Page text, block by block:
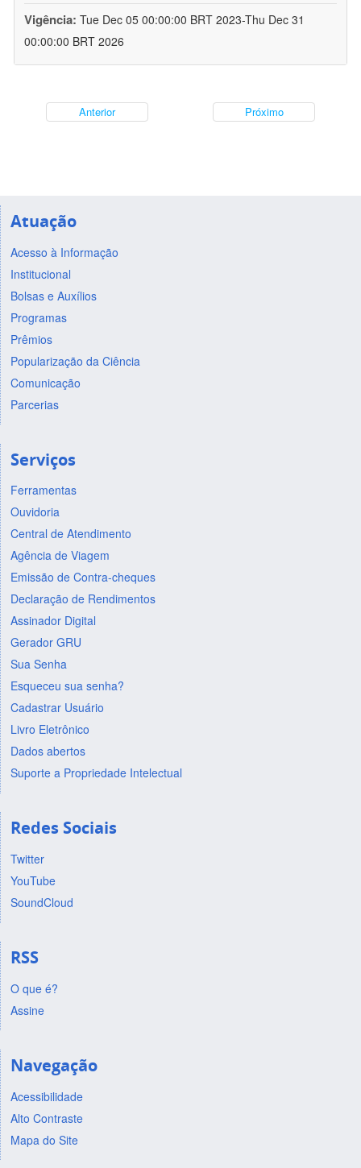
Vigência: Tue Dec 05 00:00:00 BRT 2023-Thu Dec 31
00:00:00 BRT 2026
Anterior Próximo
Atuação
Acesso à Informação
Institucional
Bolsas e Auxílios
Programas
Prêmios
Popularização da Ciência
Comunicação
Parcerias
Serviços
Ferramentas
Ouvidoria
Central de Atendimento
Agência de Viagem
Emissão de Contra-cheques
Declaração de Rendimentos
Assinador Digital
Gerador GRU
Sua Senha
Esqueceu sua senha?
Cadastrar Usuário
Livro Eletrônico
Dados abertos
Suporte a Propriedade Intelectual
Redes Sociais
Twitter
YouTube
SoundCloud
RSS
O que é?
Assine
Navegação
Acessibilidade
Alto Contraste
Mapa do Site